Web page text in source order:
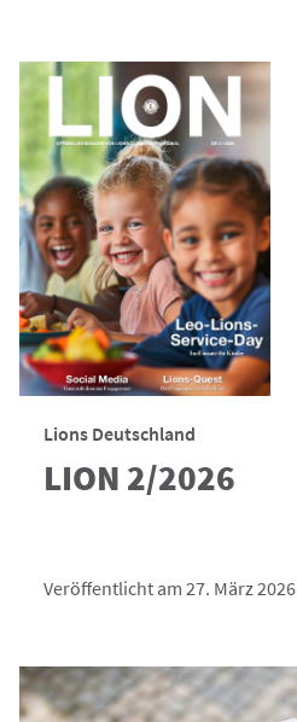
Lions Deutschland
LION 2/2026
Veröffentlicht am 27. März 2026